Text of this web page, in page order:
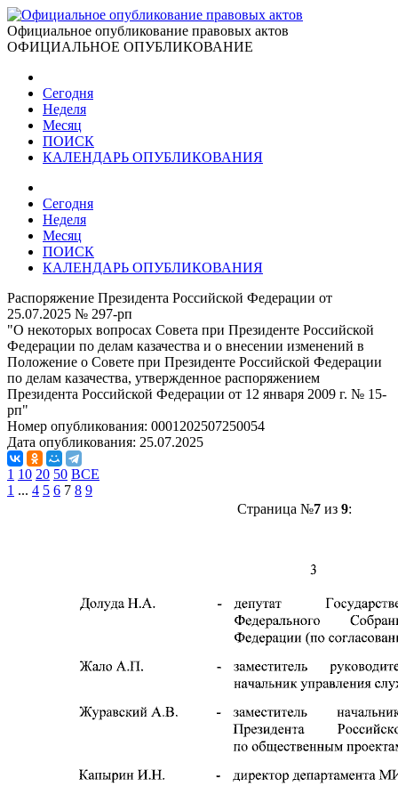
Официальное опубликование правовых актов
ОФИЦИАЛЬНОЕ ОПУБЛИКОВАНИЕ
Сегодня
Неделя
Месяц
ПОИСК
КАЛЕНДАРЬ ОПУБЛИКОВАНИЯ
Сегодня
Неделя
Месяц
ПОИСК
КАЛЕНДАРЬ ОПУБЛИКОВАНИЯ
Распоряжение Президента Российской Федерации от
25.07.2025 № 297-рп
"О некоторых вопросах Совета при Президенте Российской
Федерации по делам казачества и о внесении изменений в
Положение о Совете при Президенте Российской Федерации
по делам казачества, утвержденное распоряжением
Президента Российской Федерации от 12 января 2009 г. № 15-
рп"
Номер опубликования: 0001202507250054
Дата опубликования: 25.07.2025
1 10 20 50 ВСЕ
1 ... 4 5 6 7 8 9
Страница №7из 9: